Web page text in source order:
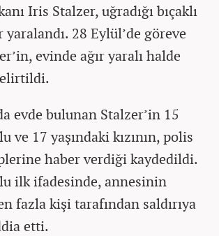
Iris Stalzer, uğradığı bıçaklı
yaralandı. 28 Eylül’de göreve
evinde ağır yaralı halde
evde bulunan Stalzer’in 15
ve 17 yaşındaki kızının, polis
haber verdiği kaydedildi.
ilk ifadesinde, annesinin
fazla kişi tarafından saldırıya
etti.